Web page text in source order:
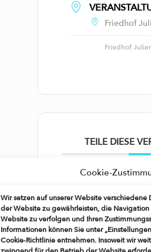
Cookie-
Wir setzen auf unserer Website verschiedene
der Website zu gewährleisten, die
Website zu verfolgen und Ihren
Informationen können Sie unter
Cookie-Richtlinie entnehmen. Insoweit wir
Friedhof
Friedhof
TEILE DIESE